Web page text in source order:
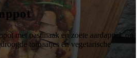
met pastinaak en zoete aardappel, op
tomaatjes en vegetarische